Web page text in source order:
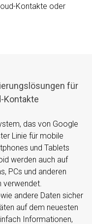
Kontakte oder
für
Kontakte
das von Google
Linie für mobile
und Tablets
werden auch auf
PCs und anderen
verwendet.
andere Daten sicher
auf dem neuesten
Informationen,